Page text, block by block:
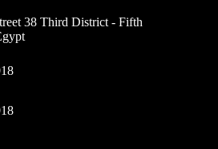
38 Third District - Fifth